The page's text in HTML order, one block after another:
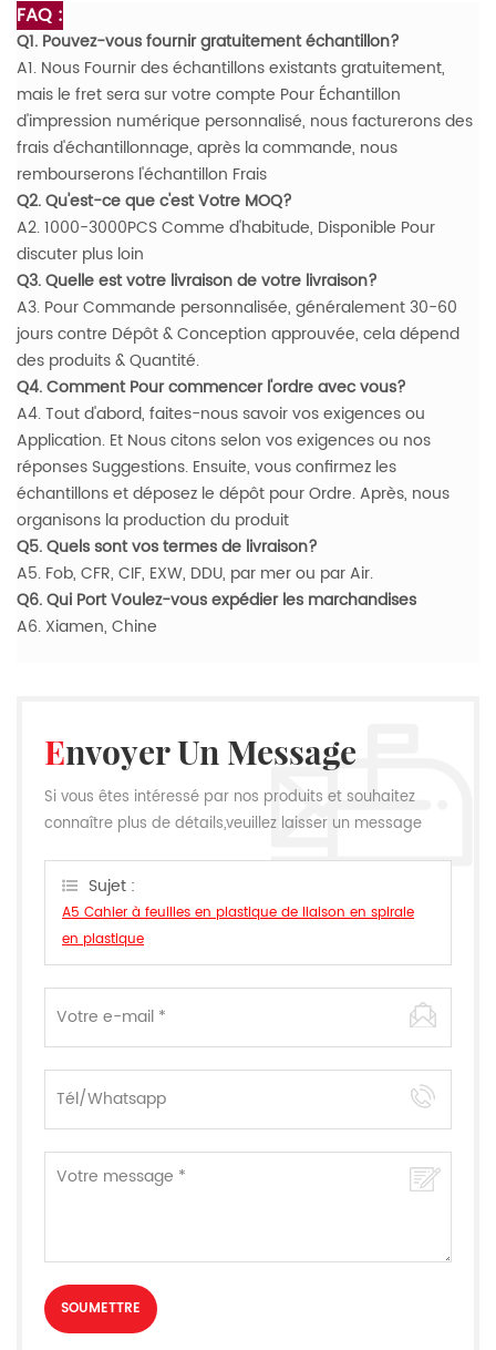
FAQ :
Q1. Pouvez-vous fournir gratuitement échantillon?
A1. Nous Fournir des échantillons existants gratuitement,
mais le fret sera sur votre compte Pour Échantillon
d'impression numérique personnalisé, nous facturerons des
frais d'échantillonnage, après la commande, nous
rembourserons l'échantillon Frais
Q2. Qu'est-ce que c'est Votre MOQ?
A2. 1000-3000PCS Comme d'habitude, Disponible Pour
discuter plus loin
Q3. Quelle est votre livraison de votre livraison?
A3. Pour Commande personnalisée, généralement 30-60
jours contre Dépôt & Conception approuvée, cela dépend
des produits & Quantité.
Q4. Comment Pour commencer l'ordre avec vous?
A4. Tout d'abord, faites-nous savoir vos exigences ou
Application. Et Nous citons selon vos exigences ou nos
réponses Suggestions. Ensuite, vous confirmez les
échantillons et déposez le dépôt pour Ordre. Après, nous
organisons la production du produit
Q5. Quels sont vos termes de livraison?
A5. Fob, CFR, CIF, EXW, DDU, par mer ou par Air.
Q6. Qui Port Voulez-vous expédier les marchandises
A6. Xiamen, Chine
Envoyer Un Message
Si vous êtes intéressé par nos produits et souhaitez
connaître plus de détails,veuillez laisser un message
Sujet :
A5 Cahier à feuilles en plastique de liaison en spirale
en plastique